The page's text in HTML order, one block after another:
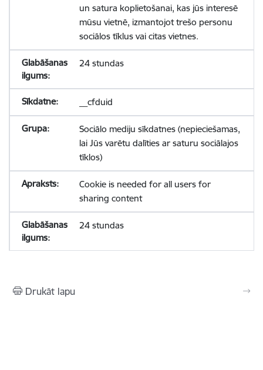
un satura koplietošanai, kas jūs interesē
mūsu vietnē, izmantojot trešo personu
sociālos tīklus vai citas vietnes.
24 stundas
__cfduid
Sociālo mediju sīkdatnes (nepieciešamas,
lai Jūs varētu dalīties ar saturu sociālajos
tīklos)
Cookie is needed for all users for
sharing content
24 stundas
Drukāt lapu